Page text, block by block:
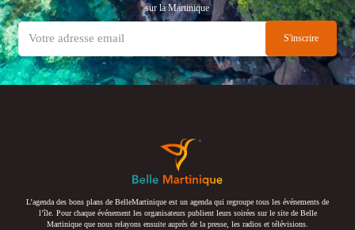
sur la Martinique
L’agenda des bons plans de BelleMartinique est un agenda qui regroupe tous les événements de
l’île. Pour chaque événement les organisateurs publient leurs soirées sur le site de Belle
Martinique que nous relayons ensuite auprès de la presse, les radios et télévisions.